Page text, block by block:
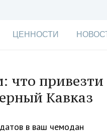
ЦЕННОСТИ
что привезти
Кавказ
в ваш чемодан